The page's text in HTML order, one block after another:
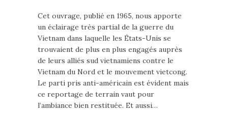
Cet ouvrage, publié en 1965, nous apporte
un éclairage très partial de la guerre du
Vietnam dans laquelle les États-Unis se
trouvaient de plus en plus engagés auprès
de leurs alliés sud vietnamiens contre le
Vietnam du Nord et le mouvement vietcong.
Le parti pris anti-américain est évident mais
ce reportage de terrain vaut pour
l’ambiance bien restituée. Et aussi…